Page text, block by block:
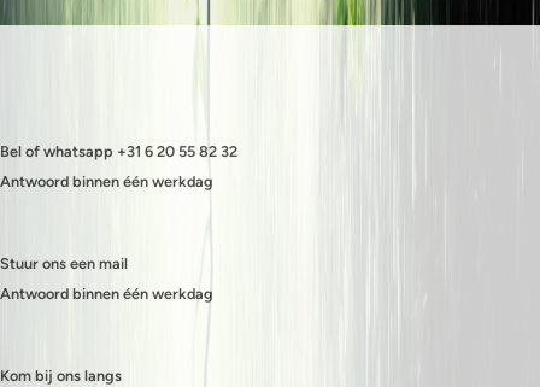
Bel of whatsapp +31 6 20 55 82 32
Antwoord binnen één werkdag
Stuur ons een mail
Antwoord binnen één werkdag
Kom bij ons langs